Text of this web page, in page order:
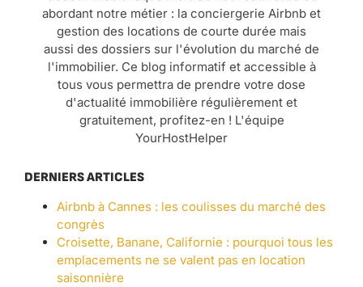
abordant notre métier : la conciergerie Airbnb et
gestion des locations de courte durée mais
aussi des dossiers sur l'évolution du marché de
l'immobilier. Ce blog informatif et accessible à
tous vous permettra de prendre votre dose
d'actualité immobilière régulièrement et
gratuitement, profitez-en ! L'équipe
YourHostHelper
DERNIERS ARTICLES
Airbnb à Cannes : les coulisses du marché des
congrès
Croisette, Banane, Californie : pourquoi tous les
emplacements ne se valent pas en location
saisonnière